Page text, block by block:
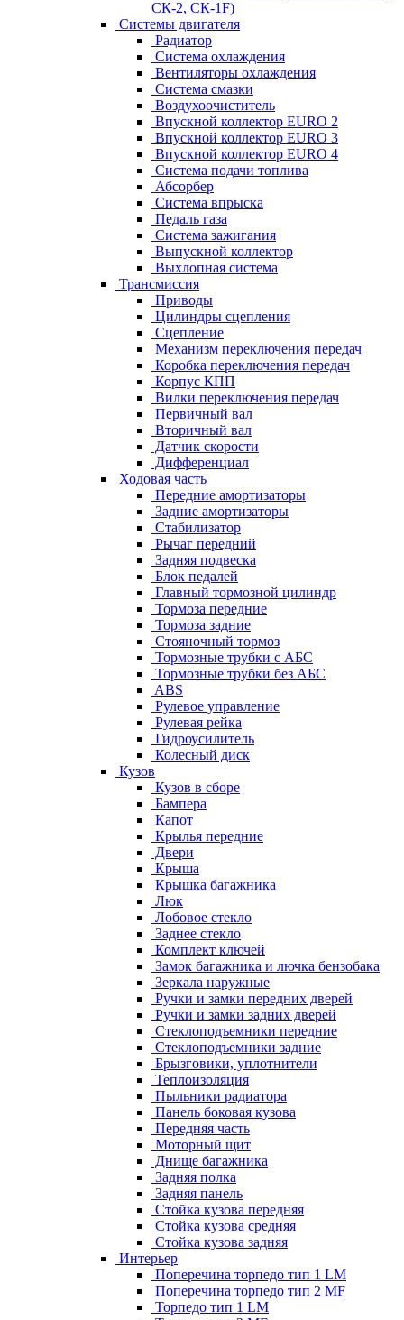
СК-2, СК-1F)
Системы двигателя
Радиатор
Система охлаждения
Вентиляторы охлаждения
Система смазки
Воздухоочиститель
Впускной коллектор EURO 2
Впускной коллектор EURO 3
Впускной коллектор EURO 4
Система подачи топлива
Абсорбер
Система впрыска
Педаль газа
Система зажигания
Выпускной коллектор
Выхлопная система
Трансмиссия
Приводы
Цилиндры сцепления
Сцепление
Механизм переключения передач
Коробка переключения передач
Корпус КПП
Вилки переключения передач
Первичный вал
Вторичный вал
Датчик скорости
Дифференциал
Ходовая часть
Передние амортизаторы
Задние амортизаторы
Стабилизатор
Рычаг передний
Задняя подвеска
Блок педалей
Главный тормозной цилиндр
Тормоза передние
Тормоза задние
Стояночный тормоз
Тормозные трубки с АБС
Тормозные трубки без АБС
ABS
Рулевое управление
Рулевая рейка
Гидроусилитель
Колесный диск
Кузов
Кузов в сборе
Бампера
Капот
Крылья передние
Двери
Крыша
Крышка багажника
Люк
Лобовое стекло
Заднее стекло
Комплект ключей
Замок багажника и лючка бензобака
Зеркала наружные
Ручки и замки передних дверей
Ручки и замки задних дверей
Стеклоподъемники передние
Стеклоподъемники задние
Брызговики, уплотнители
Теплоизоляция
Пыльники радиатора
Панель боковая кузова
Передняя часть
Моторный щит
Днище багажника
Задняя полка
Задняя панель
Стойка кузова передняя
Стойка кузова средняя
Стойка кузова задняя
Интерьер
Поперечина торпедо тип 1 LM
Поперечина торпедо тип 2 MF
Торпедо тип 1 LM